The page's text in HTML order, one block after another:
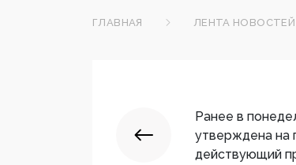
ГЛАВНАЯ ЛЕНТА НОВОСТЕЙ
Ранее в
утверждена на
действующий